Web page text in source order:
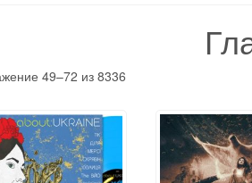
49–72 из 8336